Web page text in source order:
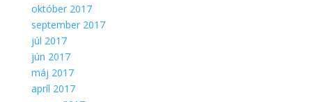
október 2017
september 2017
júl 2017
jún 2017
máj 2017
apríl 2017